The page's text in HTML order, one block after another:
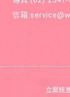
信箱:
立案核